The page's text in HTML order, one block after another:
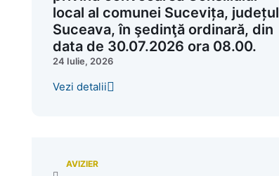
local al comunei Sucevița, județul
Suceava, în şedinţă ordinară, din
data de 30.07.2026 ora 08.00.
24 Iulie, 2026
Vezi detalii
AVIZIER